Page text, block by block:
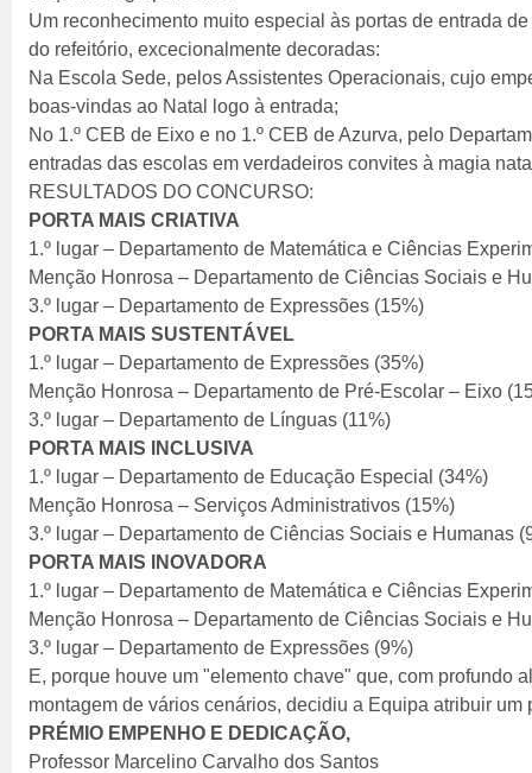
Um reconhecimento muito especial às portas de entrada
do refeitório, excecionalmente decoradas:
Na Escola Sede, pelos Assistentes Operacionais, cujo
boas-vindas ao Natal logo à entrada;
No 1.º CEB de Eixo e no 1.º CEB de Azurva, pelo
entradas das escolas em verdadeiros convites à magia
RESULTADOS DO CONCURSO:
PORTA MAIS CRIATIVA
1.º lugar – Departamento de Matemática e Ciências
Menção Honrosa – Departamento de Ciências Sociais e
3.º lugar – Departamento de Expressões (15%)
PORTA MAIS SUSTENTÁVEL
1.º lugar – Departamento de Expressões (35%)
Menção Honrosa – Departamento de Pré-Escolar – Eixo
3.º lugar – Departamento de Línguas (11%)
PORTA MAIS INCLUSIVA
1.º lugar – Departamento de Educação Especial (34%)
Menção Honrosa – Serviços Administrativos (15%)
3.º lugar – Departamento de Ciências Sociais e Humanas
PORTA MAIS INOVADORA
1.º lugar – Departamento de Matemática e Ciências
Menção Honrosa – Departamento de Ciências Sociais e
3.º lugar – Departamento de Expressões (9%)
E, porque houve um "elemento chave" que, com profundo
montagem de vários cenários, decidiu a Equipa atribuir um
PRÉMIO EMPENHO E DEDICAÇÃO,
Professor Marcelino Carvalho dos Santos